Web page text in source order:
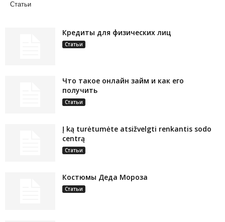
Статьи
Кредиты для физических лиц
Статьи
Что такое онлайн займ и как его
получить
Статьи
Į ką turėtumėte atsižvelgti renkantis sodo
centrą
Статьи
Костюмы Деда Мороза
Статьи